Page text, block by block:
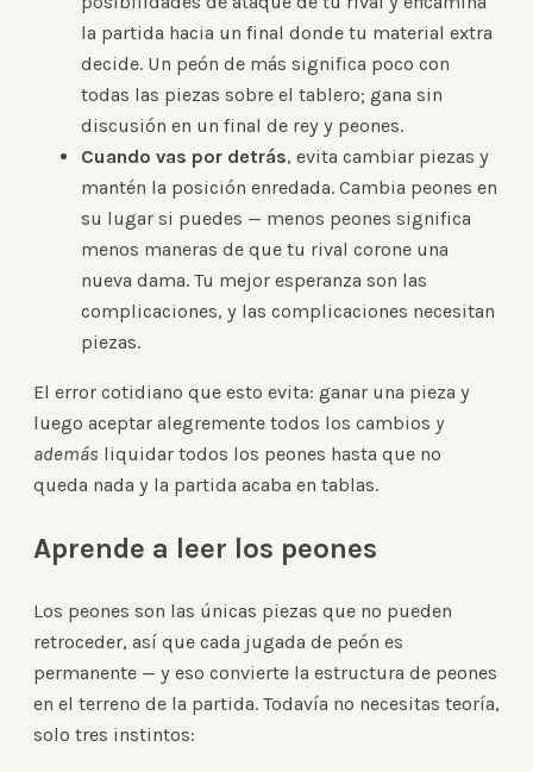
la partida hacia un final donde tu material extra
decide. Un peón de más significa poco con
todas las piezas sobre el tablero; gana sin
discusión en un final de rey y peones.
Cuando vas por detrás, evita cambiar piezas y
mantén la posición enredada. Cambia peones en
su lugar si puedes — menos peones significa
menos maneras de que tu rival corone una
nueva dama. Tu mejor esperanza son las
complicaciones, y las complicaciones necesitan
piezas.
El error cotidiano que esto evita: ganar una pieza y
luego aceptar alegremente todos los cambios y
además liquidar todos los peones hasta que no
queda nada y la partida acaba en tablas.
Aprende a leer los peones
Los peones son las únicas piezas que no pueden
retroceder, así que cada jugada de peón es
permanente — y eso convierte la estructura de peones
en el terreno de la partida. Todavía no necesitas teoría,
solo tres instintos: